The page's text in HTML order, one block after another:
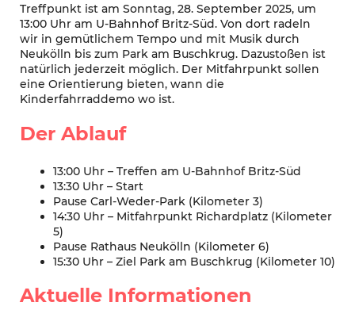
Treffpunkt ist am Sonntag, 28. September 2025, um
13:00 Uhr am U-Bahnhof Britz-Süd. Von dort radeln
wir in gemütlichem Tempo und mit Musik durch
Neukölln bis zum Park am Buschkrug. Dazustoßen ist
natürlich jederzeit möglich. Der Mitfahrpunkt sollen
eine Orientierung bieten, wann die
Kinderfahrraddemo wo ist.
Der Ablauf
13:00 Uhr – Treffen am U-Bahnhof Britz-Süd
13:30 Uhr – Start
Pause Carl-Weder-Park (Kilometer 3)
14:30 Uhr – Mitfahrpunkt Richardplatz (Kilometer
5)
Pause Rathaus Neukölln (Kilometer 6)
15:30 Uhr – Ziel Park am Buschkrug (Kilometer 10)
Aktuelle Informationen